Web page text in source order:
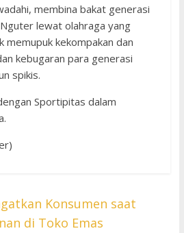
membina bakat generasi
lewat olahraga yang
memupuk kekompakan dan
kebugaran para generasi
spikis.
Sportipitas dalam
Konsumen saat
di Toko Emas